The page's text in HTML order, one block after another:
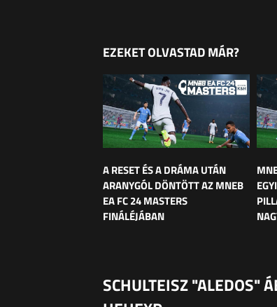
EZEKET OLVASTAD MÁR?
A RESET ÉS A DRÁMA UTÁN
ARANYGÓL DÖNTÖTT AZ MNEB
EA FC 24 MASTERS
FINÁLÉJÁBAN
SCHULTEISZ "ALEDOS"